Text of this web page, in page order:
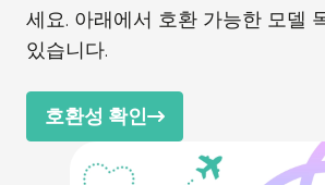
세요. 아래에서 호환 가능한 모델
있습니다.
호환성 확인